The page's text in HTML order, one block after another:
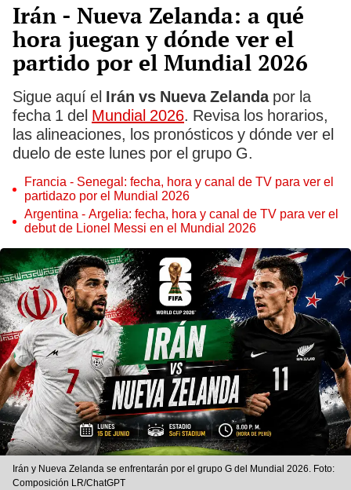
Irán - Nueva Zelanda: a qué
hora juegan y dónde ver el
partido por el Mundial 2026
Sigue aquí el Irán vs Nueva Zelandapor la
fecha 1 del Mundial 2026. Revisa los horarios,
las alineaciones, los pronósticos y dónde ver el
duelo de este lunes por el grupo G.
Francia - Senegal: fecha, hora y canal de TV para ver el
partidazo por el Mundial 2026
Argentina - Argelia: fecha, hora y canal de TV para ver el
debut de Lionel Messi en el Mundial 2026
Irán y Nueva Zelanda se enfrentarán por el grupo G del Mundial 2026. Foto:
Composición LR/ChatGPT